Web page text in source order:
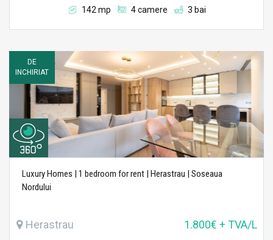
142 mp 4 camere 3 bai
DE
INCHIRIAT
Luxury Homes | 1 bedroom for rent | Herastrau | Soseaua
Nordului
Herastrau 1.800€ + TVA/L